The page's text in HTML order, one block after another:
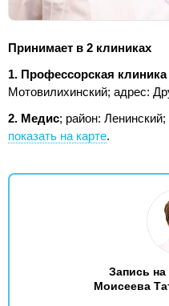
Принимает в 2 клиниках
1. Профессорская
Мотовилихинский; адрес:
2. Медис; район: Ленинский;
показать на карте.
Запись
Моисеева